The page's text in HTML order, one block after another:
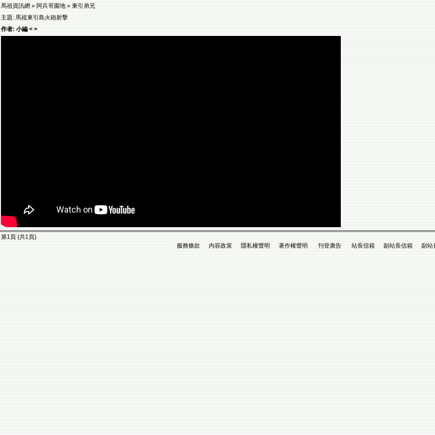
馬祖資訊網 » 阿兵哥園地 » 東引弟兄
主題: 馬祖東引島火砲射擊
作者: 小編 < >
第1頁 (共1頁)
服務條款 內容政策 隱私權聲明 著作權聲明 刊登廣告 站長信箱 副站長信箱 副站長